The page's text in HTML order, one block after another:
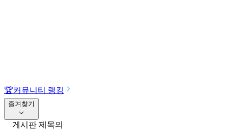
🏆커뮤니티 랭킹
즐겨찾기
게시판 제목의